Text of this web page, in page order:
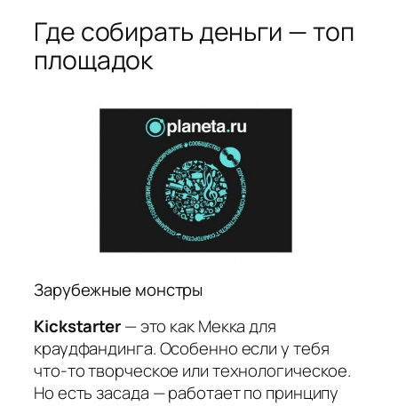
Где собирать деньги — топ
площадок
Зарубежные монстры
Kickstarter— это как Мекка для
краудфандинга. Особенно если у тебя
что-то творческое или технологическое.
Но есть засада — работает по принципу